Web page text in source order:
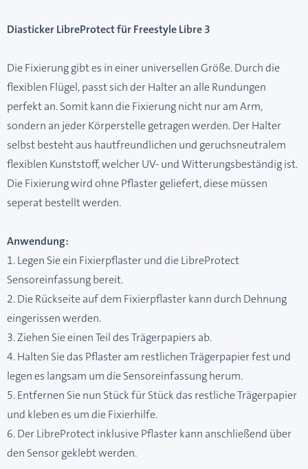
Diasticker LibreProtect für Freestyle Libre 3
Die Fixierung gibt es in einer universellen Größe. Durch die
flexiblen Flügel, passt sich der Halter an alle Rundungen
perfekt an. Somit kann die Fixierung nicht nur am Arm,
sondern an jeder Körperstelle getragen werden. Der Halter
selbst besteht aus hautfreundlichen und geruchsneutralem
flexiblen Kunststoff, welcher UV- und Witterungsbeständig ist.
Die Fixierung wird ohne Pflaster geliefert, diese müssen
seperat bestellt werden.
Anwendung:
1. Legen Sie ein Fixierpflaster und die LibreProtect
Sensoreinfassung bereit.
2. Die Rückseite auf dem Fixierpflaster kann durch Dehnung
eingerissen werden.
3. Ziehen Sie einen Teil des Trägerpapiers ab.
4. Halten Sie das Pflaster am restlichen Trägerpapier fest und
legen es langsam um die Sensoreinfassung herum.
5. Entfernen Sie nun Stück für Stück das restliche Trägerpapier
und kleben es um die Fixierhilfe.
6. Der LibreProtect inklusive Pflaster kann anschließend über
den Sensor geklebt werden.